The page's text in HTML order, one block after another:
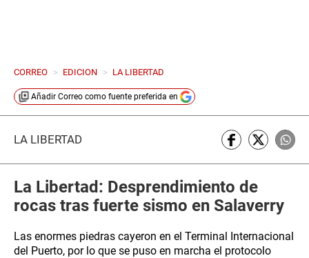
CORREO > EDICION > LA LIBERTAD
Añadir Correo como fuente preferida en
LA LIBERTAD
La Libertad: Desprendimiento de
rocas tras fuerte sismo en Salaverry
Las enormes piedras cayeron en el Terminal Internacional
del Puerto, por lo que se puso en marcha el protocolo